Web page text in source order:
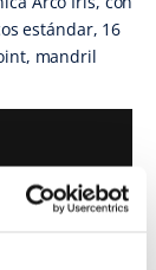
estándar, 16
mandril